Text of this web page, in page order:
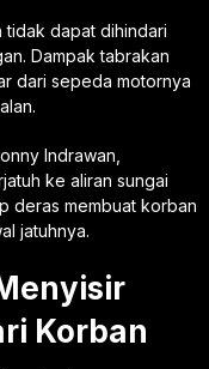
tidak dapat dihindari
Dampak tabrakan
dari sepeda motornya
Indrawan,
ke aliran sungai
deras membuat korban
jatuhnya.
Korban